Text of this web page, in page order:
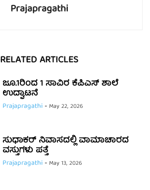
Prajapragathi
RELATED ARTICLES
ಜೂ.1ರಿಂದ 1 ಸಾವಿರ ಕೆಪಿಎಸ್ ಶಾಲೆ
ಉದ್ಘಾಟನೆ
Prajapragathi- May 22, 2026
ಸುಧಾಕರ್ ನಿವಾಸದಲ್ಲಿ ವಾಮಾಚಾರದ
ವಸ್ತುಗಳು ಪತ್ತೆ
Prajapragathi- May 13, 2026